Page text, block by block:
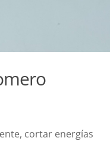
cortar energías